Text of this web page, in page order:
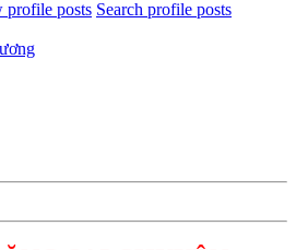
profile posts Search profile posts